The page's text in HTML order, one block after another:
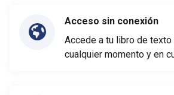
Acceso sin conexión
Accede a tu libro de
cualquier momento y en